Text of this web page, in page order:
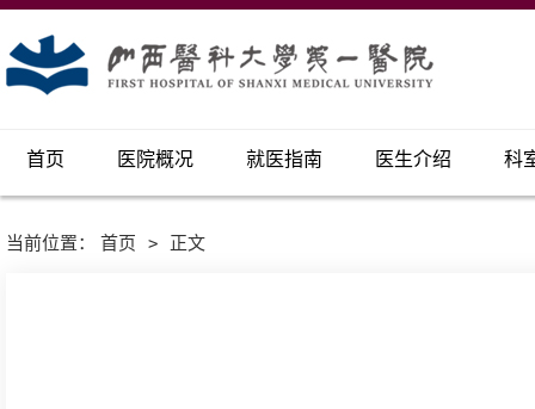
首页 医院概况 就医指南 医生介绍 科
当前位置： 首页 > 正文